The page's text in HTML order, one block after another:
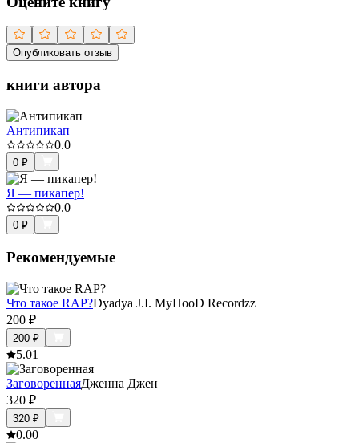
Опубликовать отзыв
книги автора
Антипикап
0.0
0 ₽
Я — пикапер!
0.0
0 ₽
Рекомендуемые
Что такое RAP?Dyadya J.I. MyHooD Recordzz
200 ₽
200 ₽
5.01
ЗаговореннаяДженна Джен
320 ₽
320 ₽
0.00